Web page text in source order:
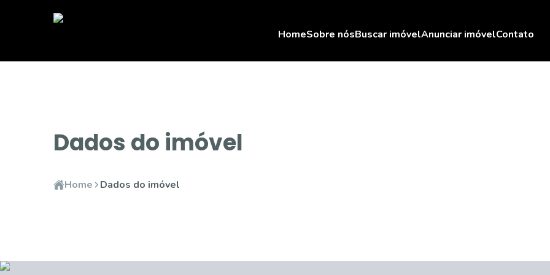
HomeSobre nósBuscar imóvelAnunciar imóvelContato
Dados do imóvel
Home Dados do imóvel